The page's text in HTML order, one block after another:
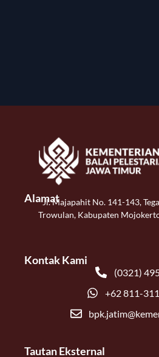
AlamatJl. Majapahit No. 141-143,
Trowulan, Kabupaten
Kontak Kami
(0321)
+62 811-
Tautan Eksternal